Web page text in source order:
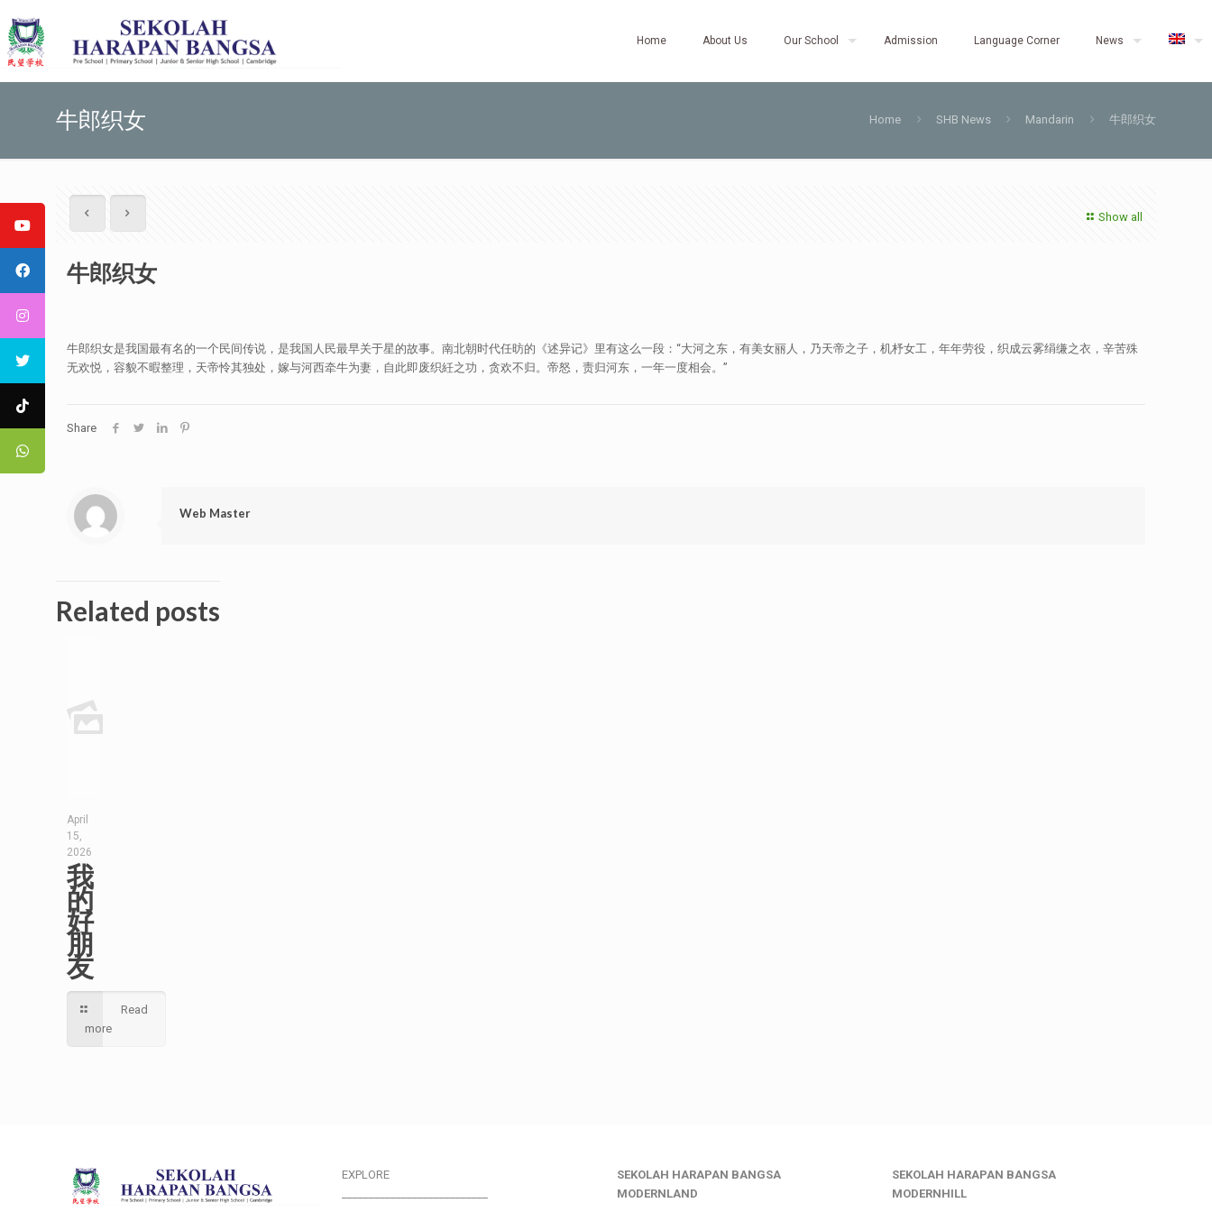
Home About Us Our School Admission Language Corner News
牛郎织女 Home SHB News Mandarin 牛郎织女
Show all
牛郎织女
牛郎织女是我国最有名的一个民间传说，是我国人民最早关于星的故事。南北朝时代任昉的《述异记》里有这么一段：“大河之东，有美女丽人，乃天帝之子，机杼女工，年年劳役，织成云雾绢缣之衣，辛苦殊
无欢悦，容貌不暇整理，天帝怜其独处，嫁与河西牵牛为妻，自此即废织紝之功，贪欢不归。帝怒，责归河东，一年一度相会。”
Share
Web Master
Related posts
April
15,
2026
我
的
好
朋
友
Read
more
EXPLORE
SEKOLAH HARAPAN BANGSA
MODERNLAND
SEKOLAH HARAPAN BANGSA
MODERNHILL